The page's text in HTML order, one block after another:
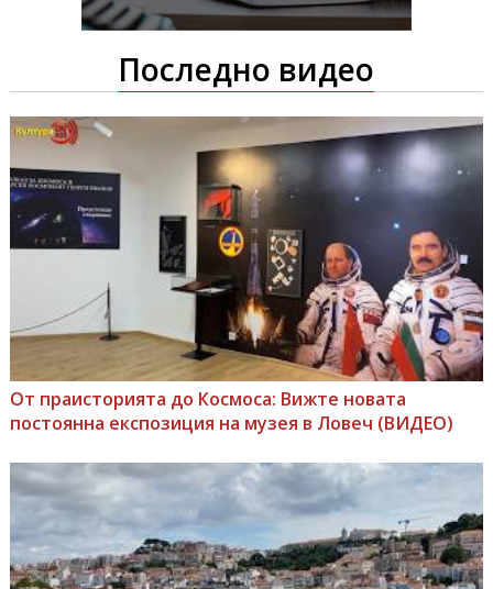
Последно видео
От праисторията до Космоса: Вижте новата
постоянна експозиция на музея в Ловеч (ВИДЕО)